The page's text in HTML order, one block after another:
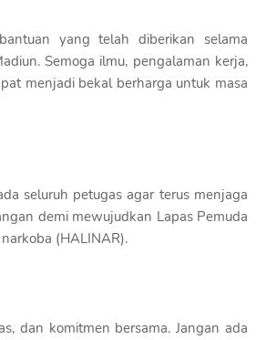
yang telah diberikan selama
Semoga ilmu, pengalaman kerja,
menjadi bekal berharga untuk masa
seluruh petugas agar terus menjaga
demi mewujudkan Lapas Pemuda
(HALINAR).
dan komitmen bersama. Jangan ada